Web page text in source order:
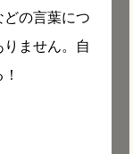
の言葉につ
ません。自